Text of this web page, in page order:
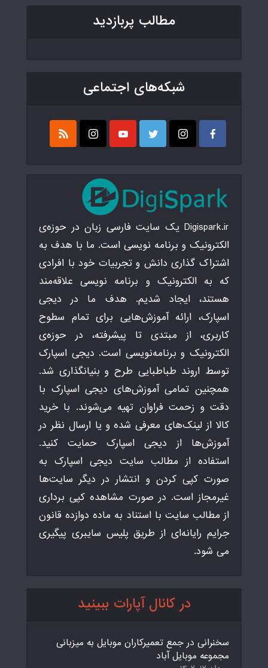
مطالب پربازدید
شبکه‌های اجتماعی
Digispark.ir یک سایت فارسی زبان در حوزه‌ی
الکترونیک و برنامه نویسی است. ما با هدف به
اشتراک گذاری دانش و تجربیات خود با افرادی
که به الکترونیک و برنامه نویسی علاقه‌مند
هستند، ایجاد شدیم. هدف ما در دیجی
اسپارک، ارائه آموزش‌هایی برای تمام سطوح
کاربری، از مبتدی تا پیشرفته، در حوزه‌ی
الکترونیک و برنامه‌نویسی است. دیجی اسپارک
توسط اروند طباطبایی طرح و بنیانگذاری شد.
همچنین تمامی آموزش‌های دیجی اسپارک با
دقت و زحمت فراوان تهیه می‌شوند. با خرید
کالا از لینک‌های معرفی شده و یا ارسال نظر در
آموزش‌ها از دیجی اسپارک حمایت کنید.
استفاده از مطالب سایت دیجی اسپارک به
صورت کپی کردن و انتشار در دیگر سایت‌ها
غیرمجاز است. در صورت مشاهده کپی برداری
از مطالب سایت با استناد به ماده دوازده قانون
جرایم رایانه‌ای از طریق پلیس سایبری پیگیری
می شود.
در کانال آپارات ببینید
سخنرانی در جمع تعمیرکاران موبایل به میزبانی
مجموعه موبایل آباد